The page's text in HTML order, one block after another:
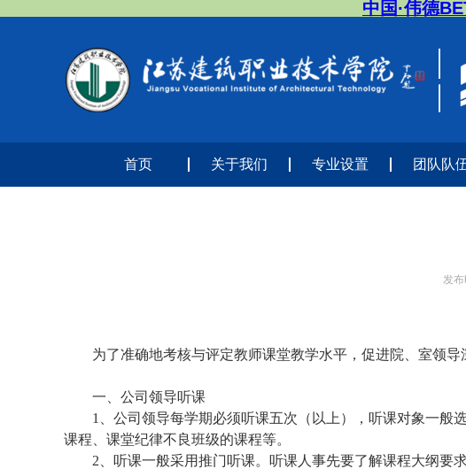
中国·伟德
首页 关于我们 专业设置 团队队
发
为了准确地考核与评定教师课堂教学水平，促进院、室领
一、公司领导听课
1
、公司领导每学期必须听课五次（以上），听课对象一
课程、课堂纪律不良班级的课程等。
2 、听课一般采用推门听课。听课人事先要了解课程大纲要